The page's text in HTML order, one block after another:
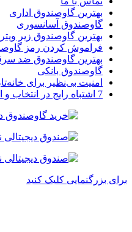
بهترین گاوصندوق اداری
گاوصندوق آسانسوری
بهترین گاوصندوق زیر
فراموش کردن رمز
بهترین گاوصندوق ضد
گاوصندوق بانکی
امنیت بی‌نظیر برای
7 اشتباه رایج در انتخاب و استفاده از گاوصندوق خانگی ضد حریق
برای بزرگنمایی کلیک کنید